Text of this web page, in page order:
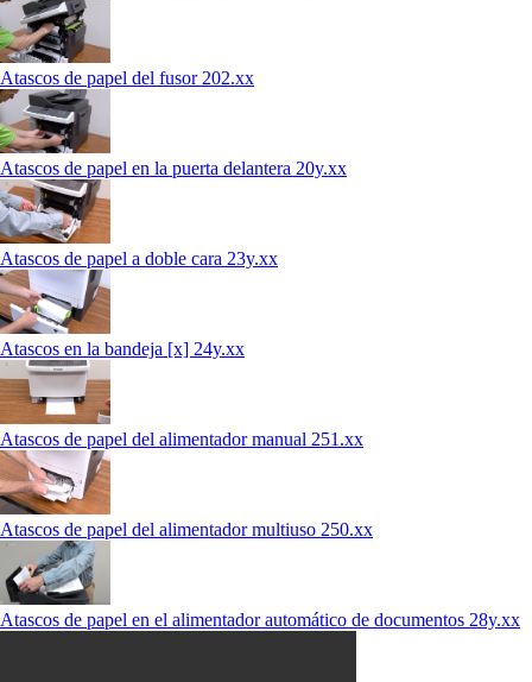
Atascos de papel del fusor 202.xx
Atascos de papel en la puerta delantera 20y.xx
Atascos de papel a doble cara 23y.xx
Atascos en la bandeja [x] 24y.xx
Atascos de papel del alimentador manual 251.xx
Atascos de papel del alimentador multiuso 250.xx
Atascos de papel en el alimentador automático de documentos 28y.xx